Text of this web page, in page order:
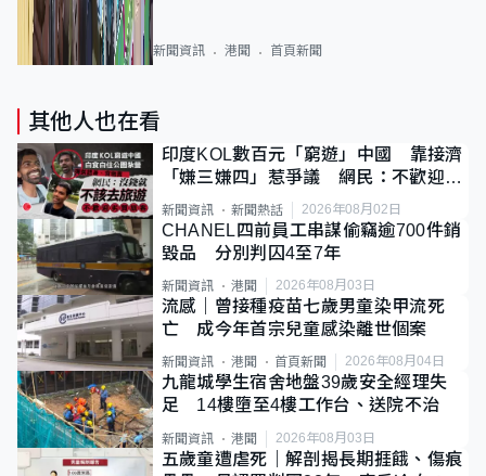
新聞資訊 港聞 首頁新聞
其他人也在看
印度KOL數百元「窮遊」中國 靠接濟
「嫌三嫌四」惹爭議 網民：不歡迎劣
質旅客
新聞資訊 新聞熱話 2026年08月02日
CHANEL四前員工串謀偷竊逾700件銷
毀品 分別判囚4至7年
新聞資訊 港聞 2026年08月03日
流感｜曾接種疫苗七歲男童染甲流死
亡 成今年首宗兒童感染離世個案
新聞資訊 港聞 首頁新聞 2026年08月04日
九龍城學生宿舍地盤39歲安全經理失
足 14樓墮至4樓工作台、送院不治
新聞資訊 港聞 2026年08月03日
五歲童遭虐死｜解剖揭長期捱餓、傷痕